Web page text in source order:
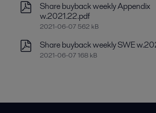
Share buyback weekly Appendix
w.2021.22.pdf
2021-06-07 562 kB
Share buyback weekly SWE
2021-06-07 168 kB